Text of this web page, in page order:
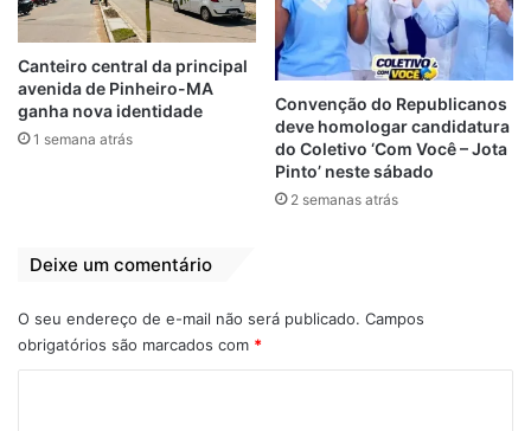
Canteiro central da principal
avenida de Pinheiro-MA
ganha nova identidade
1 semana atrás
Convenção do Republicanos
deve homologar candidatura
do Coletivo ‘Com Você – Jota
Pinto’ neste sábado
2 semanas atrás
Deixe um comentário
O seu endereço de e-mail não será publicado. Campos
obrigatórios são marcados com *